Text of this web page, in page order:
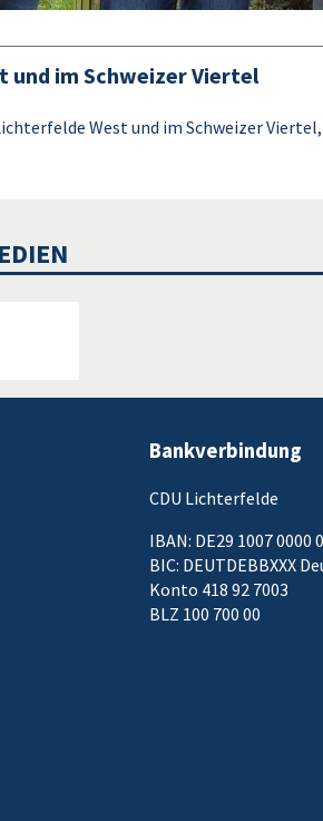
und im Schweizer Viertel
West und im Schweizer
Bankverbindung
CDU Lichterfelde
IBAN: DE29 1007 0000
BIC: DEUTDEBBXXX
Konto 418 92 7003
BLZ 100 700 00